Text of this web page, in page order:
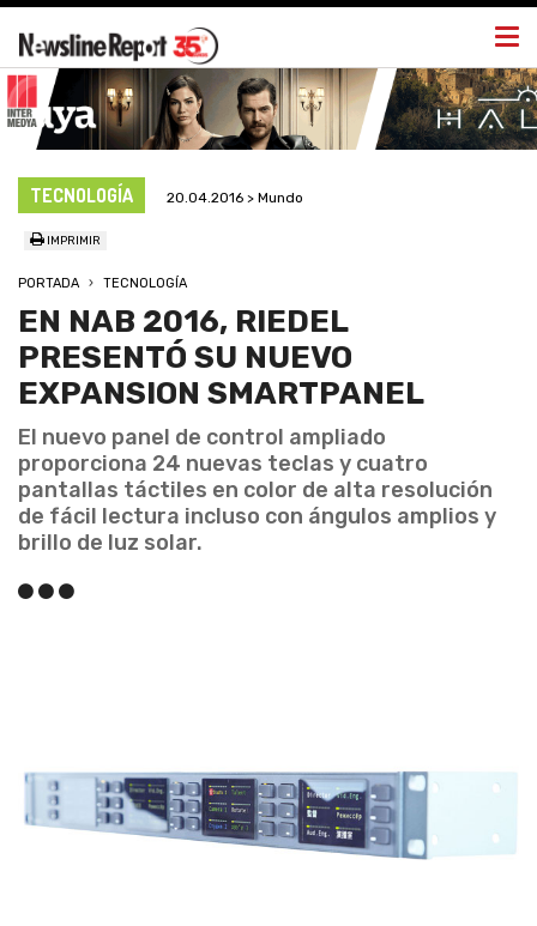
TECNOLOGÍA 20.04.2016 > Mundo
IMPRIMIR
PORTADA TECNOLOGÍA
EN NAB 2016, RIEDEL
PRESENTÓ SU NUEVO
EXPANSION SMARTPANEL
El nuevo panel de control ampliado
proporciona 24 nuevas teclas y cuatro
pantallas táctiles en color de alta resolución
de fácil lectura incluso con ángulos amplios y
brillo de luz solar.